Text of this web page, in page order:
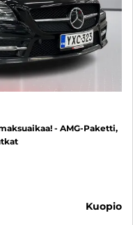
- AMG-Paketti,
kuopio